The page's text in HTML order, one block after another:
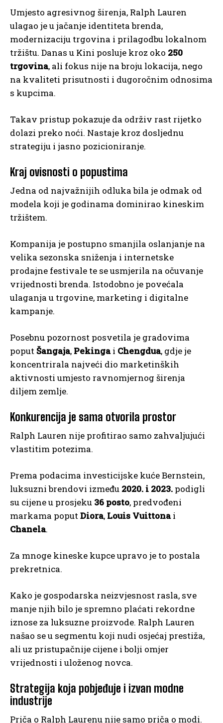
Umjesto agresivnog širenja, Ralph Lauren
ulagao je u jačanje identiteta brenda,
modernizaciju trgovina i prilagodbu lokalnom
tržištu. Danas u Kini posluje kroz oko 250
trgovina, ali fokus nije na broju lokacija, nego
na kvaliteti prisutnosti i dugoročnim odnosima
s kupcima.
Takav pristup pokazuje da održiv rast rijetko
dolazi preko noći. Nastaje kroz dosljednu
strategiju i jasno pozicioniranje.
Kraj ovisnosti o popustima
Jedna od najvažnijih odluka bila je odmak od
modela koji je godinama dominirao kineskim
tržištem.
Kompanija je postupno smanjila oslanjanje na
velika sezonska sniženja i internetske
prodajne festivale te se usmjerila na očuvanje
vrijednosti brenda. Istodobno je povećala
ulaganja u trgovine, marketing i digitalne
kampanje.
Posebnu pozornost posvetila je gradovima
poputŠangaja, Pekingai Chengdua, gdje je
koncentrirala najveći dio marketinških
aktivnosti umjesto ravnomjernog širenja
diljem zemlje.
Konkurencija je sama otvorila prostor
Ralph Lauren nije profitirao samo zahvaljujući
vlastitim potezima.
Prema podacima investicijske kuće Bernstein,
luksuzni brendovi između 2020. i 2023. podigli
su cijene u prosjeku 36 posto, predvođeni
markama poputDiora, Louis Vuittonai
Chanela.
Za mnoge kineske kupce upravo je to postala
prekretnica.
Kako je gospodarska neizvjesnost rasla, sve
manje njih bilo je spremno plaćati rekordne
iznose za luksuzne proizvode. Ralph Lauren
našao se u segmentu koji nudi osjećaj prestiža,
ali uz pristupačnije cijene i bolji omjer
vrijednosti i uloženog novca.
Strategija koja pobjeđuje i izvan modne
industrije
Priča o Ralph Laurenu nije samo priča o modi.